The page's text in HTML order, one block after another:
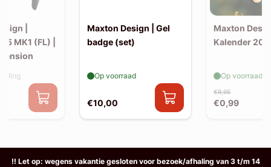
|
5 MK1 (FL) |
Maxton Design | Gel
badge (set)
€10,00
Op voorraad
Maxton
Kalender
€9,95
€0,99
Op voorraad
!! Let op: wegens vakantie gesloten voor bezoek/afhaling van 3 t/m 14